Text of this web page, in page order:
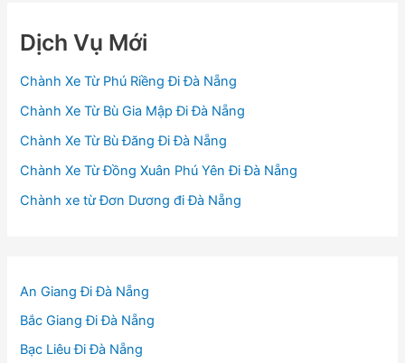
Dịch Vụ Mới
Chành Xe Từ Phú Riềng Đi Đà Nẵng
Chành Xe Từ Bù Gia Mập Đi Đà Nẵng
Chành Xe Từ Bù Đăng Đi Đà Nẵng
Chành Xe Từ Đồng Xuân Phú Yên Đi Đà Nẵng
Chành xe từ Đơn Dương đi Đà Nẵng
An Giang Đi Đà Nẵng
Bắc Giang Đi Đà Nẵng
Bạc Liêu Đi Đà Nẵng